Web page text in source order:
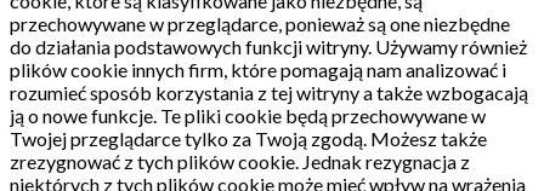
przechowywane w przeglądarce, ponieważ są one niezbędne
do działania podstawowych funkcji witryny. Używamy również
plików cookie innych firm, które pomagają nam analizować i
rozumieć sposób korzystania z tej witryny a także wzbogacają
ją o nowe funkcje. Te pliki cookie będą przechowywane w
Twojej przeglądarce tylko za Twoją zgodą. Możesz także
zrezygnować z tych plików cookie. Jednak rezygnacja z
niektórych z tych plików cookie może mieć wpływ na wrażenia